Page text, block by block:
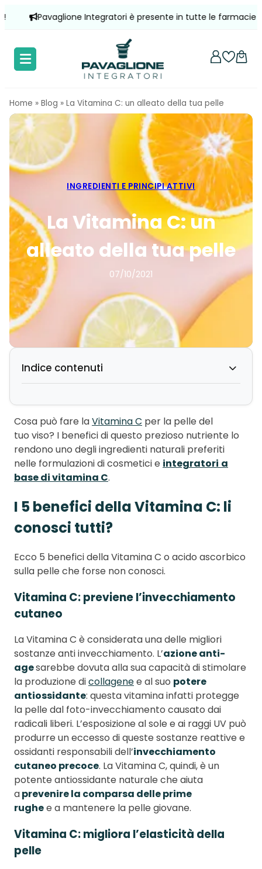
Vai
Pavaglione Integratori è presente in tutte le farmacie
Home » Blog » La Vitamina C: un alleato della tua pelle
INGREDIENTI E PRINCIPI ATTIVI
La Vitamina C: un
alleato della tua pelle
07/10/2021
Indice contenuti
Toggle
Cosa può fare laVitamina C per la pelle del
tuo viso? I benefici di questo prezioso nutriente lo
rendono uno degli ingredienti naturali preferiti
nelle formulazioni di cosmetici e integratori a
base di vitamina C.
I 5 benefici della Vitamina C: li
conosci tutti?
Ecco 5 benefici della Vitamina C o acido ascorbico
sulla pelle che forse non conosci.
Vitamina C: previene l’invecchiamento
cutaneo
La Vitamina C è considerata una delle migliori
sostanze anti invecchiamento. L’azione anti-
agesarebbe dovuta alla sua capacità di stimolare
la produzione dicollagenee al suo potere
antiossidante: questa vitamina infatti protegge
la pelle dal foto-invecchiamento causato dai
radicali liberi. L’esposizione al sole e ai raggi UV può
produrre un eccesso di queste sostanze reattive e
ossidanti responsabili dell’invecchiamento
cutaneo precoce. La Vitamina C, quindi, è un
potente antiossidante naturale che aiuta
aprevenire la comparsa delle prime
rughee a mantenere la pelle giovane.
Vitamina C: migliora l’elasticità della
pelle